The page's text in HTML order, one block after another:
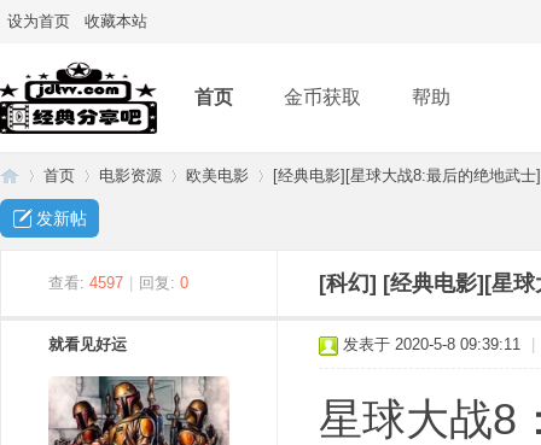
设为首页 收藏本站
首页 金币获取 帮助
首页
›
电影资源
›
欧美电影 [经典电影][星球大战8:最后的绝地武
发新帖
查看: 4597 回复: 0 [科幻] [经典电影][星
就看见好运 发表于 2020-5-8 09:39:11
星球大战8